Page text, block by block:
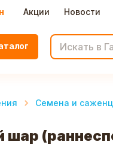
Акции Новости
Семена и